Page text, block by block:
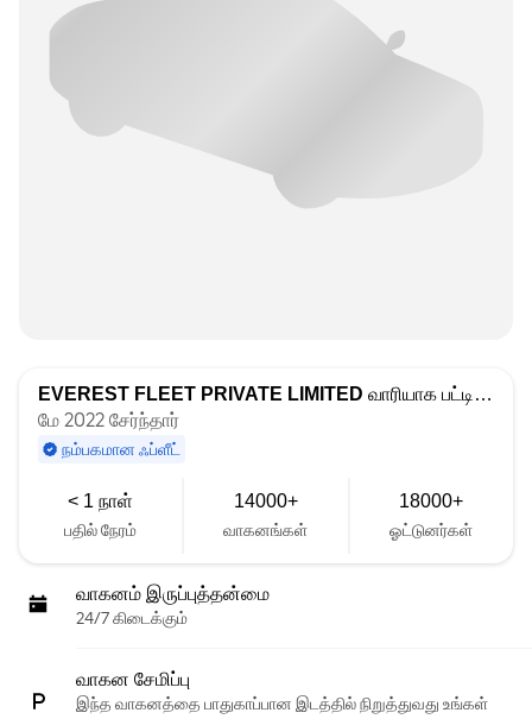
EVEREST FLEET PRIVATE LIMITED வாரியாக பட்டியலிடப்பட்டது
மே 2022 சேர்ந்தார்
நம்பகமான ஃப்ளீட்
< 1 நாள்
பதில் நேரம்
14000+
வாகனங்கள்
18000+
ஓட்டுனர்கள்
வாகனம் இருப்புத்தன்மை
24/7 கிடைக்கும்
வாகன சேமிப்பு
இந்த வாகனத்தை பாதுகாப்பான இடத்தில் நிறுத்துவது உங்கள்